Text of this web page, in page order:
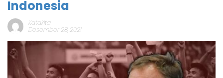
Indonesia
Katakita
Desember 28, 2021